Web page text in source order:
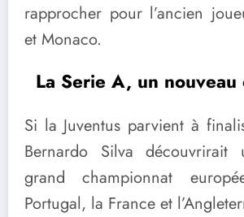
rapprocher pour l’ancien
et Monaco.
La Serie A, un
Si la Juventus parvient à
Bernardo Silva découvrirait
grand championnat
Portugal, la France et